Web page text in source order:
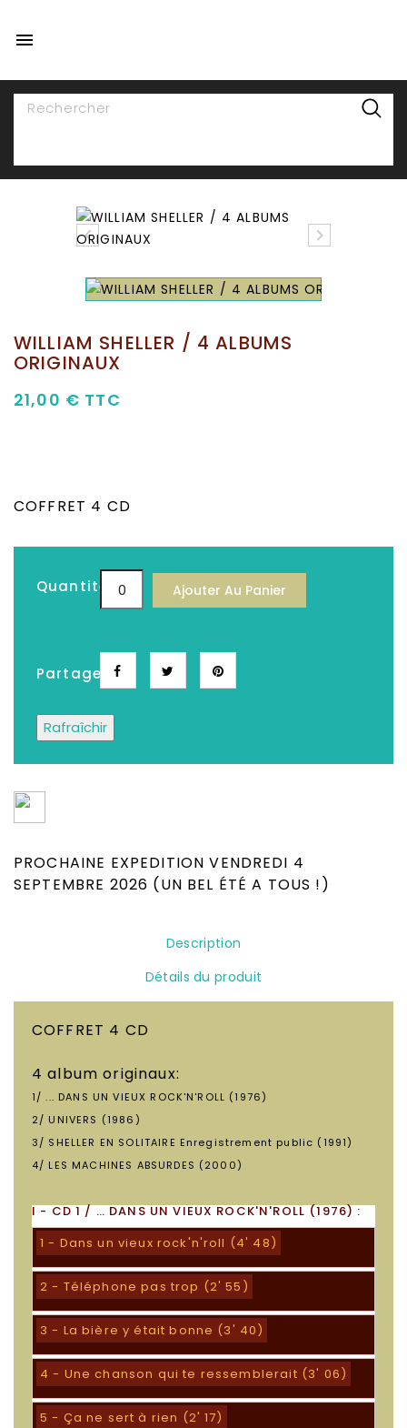

 
WILLIAM SHELLER / 4 ALBUMS
ORIGINAUX
21,00 € TTC
COFFRET 4 CD
Quantité Ajouter Au Panier
Partager
PROCHAINE EXPEDITION VENDREDI 4
SEPTEMBRE 2026 (UN BEL ÉTÉ A TOUS !)
Description
Détails du produit
COFFRET 4 CD
4 album originaux:
1/ ... DANS UN VIEUX ROCK'N'ROLL (1976)
2/ UNIVERS (1986)
3/ SHELLER EN SOLITAIRE Enregistrement public (1991)
4/ LES MACHINES ABSURDES (2000)
I - CD 1 / … DANS UN VIEUX ROCK'N'ROLL (1976) :
1 - Dans un vieux rock'n'roll (4' 48)
2 - Téléphone pas trop (2' 55)
3 - La bière y était bonne (3' 40)
4 - Une chanson qui te ressemblerait (3' 06)
5 - Ça ne sert à rien (2' 17)